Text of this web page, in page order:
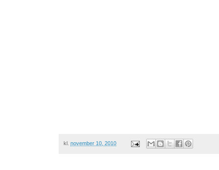
kl. november 10, 2010